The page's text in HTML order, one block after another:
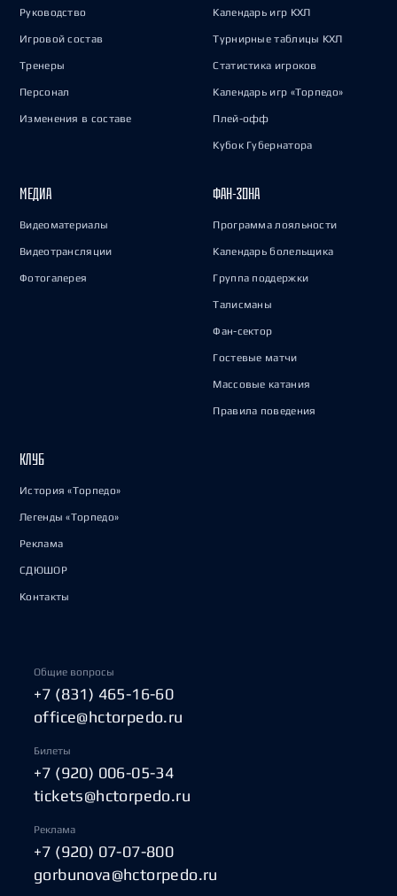
Руководство
Игровой состав
Тренеры
Персонал
Изменения в составе
Календарь игр КХЛ
Турнирные таблицы КХЛ
Статистика игроков
Календарь игр «Торпедо»
Плей-офф
Кубок Губернатора
МЕДИА
Видеоматериалы
Видеотрансляции
Фотогалерея
ФАН-ЗОНА
Программа лояльности
Календарь болельщика
Группа поддержки
Талисманы
Фан-сектор
Гостевые матчи
Массовые катания
Правила поведения
КЛУБ
История «Торпедо»
Легенды «Торпедо»
Реклама
СДЮШОР
Контакты
Общие вопросы
+7 (831) 465-16-60
office@hctorpedo.ru
Билеты
+7 (920) 006-05-34
tickets@hctorpedo.ru
Реклама
+7 (920) 07-07-800
gorbunova@hctorpedo.ru